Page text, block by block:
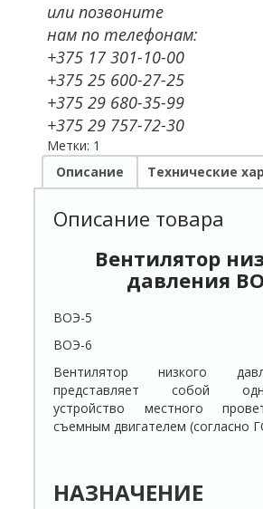
или позвоните
нам по телефонам:
+375 17 301-10-00
+375 25 600-27-25
+375 29 680-35-99
+375 29 757-72-30
Метки: 1
Описание
Технические
Описание товара
Вентилятор
давления
ВОЭ-5
ВОЭ-6
Вентилятор низкого
представляет собой
устройство местного
съемным двигателем (согласно
НАЗНАЧЕНИЕ